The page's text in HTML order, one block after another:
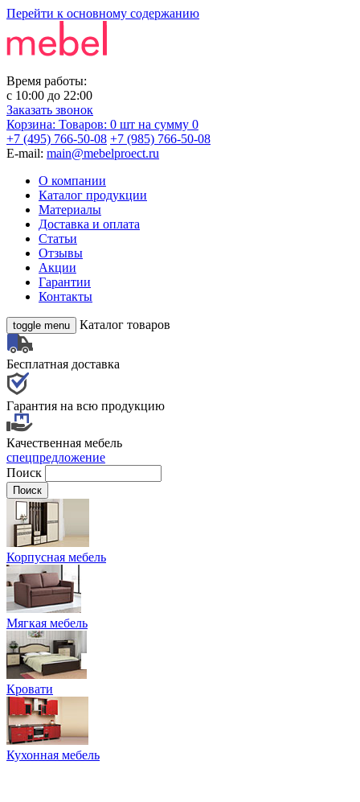
Перейти к основному содержанию
Время работы:
с 10:00 до 22:00
Заказать звонок
Корзина: Товаров: 0 шт на сумму 0
+7 (495) 766-50-08 +7 (985) 766-50-08
E-mail: main@mebelproect.ru
О компании
Каталог продукции
Материалы
Доставка и оплата
Статьи
Отзывы
Акции
Гарантии
Контакты
toggle menu Каталог товаров
Бесплатная доставка
Гарантия на всю продукцию
Качественная мебель
спецпредложение
Поиск
Корпусная мебель
Мягкая мебель
Кровати
Кухонная мебель